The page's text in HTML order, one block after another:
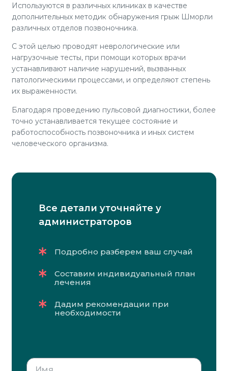
Используются в различных клиниках в качестве
дополнительных методик обнаружения грыж Шморли
различных отделов позвоночника.
С этой целью проводят неврологические или
нагрузочные тесты, при помощи которых врачи
устанавливают наличие нарушений, вызванных
патологическими процессами, и определяют степень
их выраженности.
Благодаря проведению пульсовой диагностики, более
точно устанавливается текущее состояние и
работоспособность позвоночника и иных систем
человеческого организма.
Все детали уточняйте у
администраторов
Подробно разберем ваш случай
Составим индивидуальный план
лечения
Дадим рекомендации при
необходимости